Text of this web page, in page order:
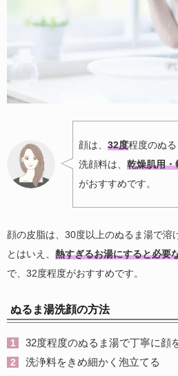
顔は、 32度程度のぬる
洗顔料は、 乾燥肌用・
がおすすめです。
顔の皮脂は、30度以上のぬるま湯で溶
とはいえ、 熱すぎるお湯にすると必要
で、32度程度がおすすめです。
ぬるま湯洗顔の方法
32度程度のぬるま湯で丁寧に顔
洗浄料をきめ細かく泡立てる